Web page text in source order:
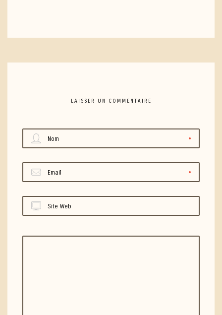
LAISSER UN COMMENTAIRE
Nom
Email
Site Web